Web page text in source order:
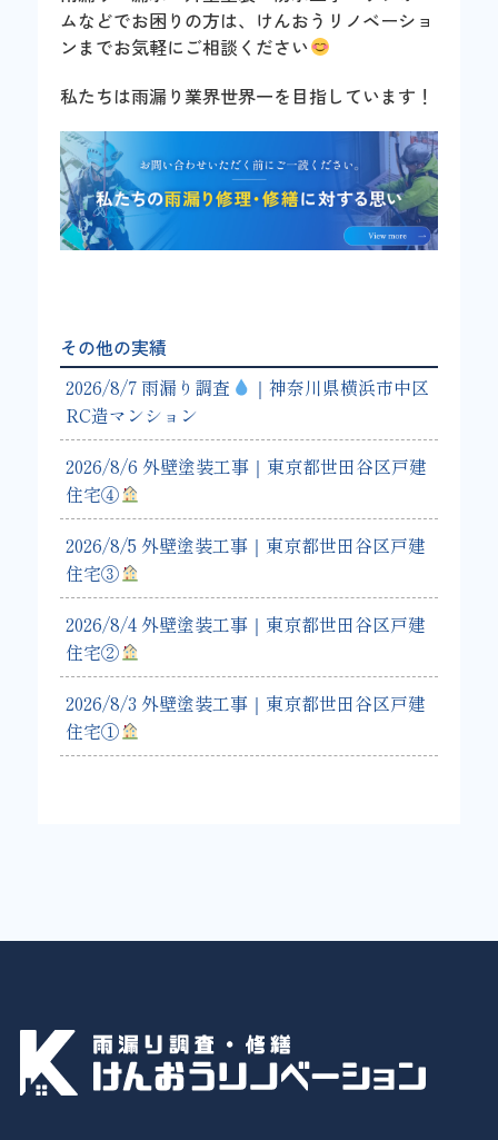
ムなどでお困りの方は、けんおうリノベーショ
ンまでお気軽にご相談ください
私たちは雨漏り業界世界一を目指しています！
その他の実績
2026/8/7 雨漏り調査
｜神奈川県横浜市中区
RC造マンション
2026/8/6 外壁塗装工事｜東京都世田谷区戸建
住宅④
2026/8/5 外壁塗装工事｜東京都世田谷区戸建
住宅③
2026/8/4 外壁塗装工事｜東京都世田谷区戸建
住宅②
2026/8/3 外壁塗装工事｜東京都世田谷区戸建
住宅①